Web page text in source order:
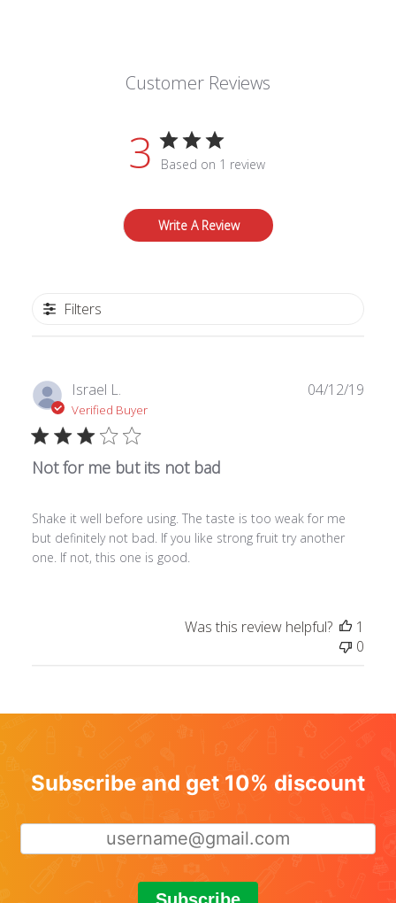
Customer Reviews
3 Based on 1 review
Write A Review
Filters
Israel L.
Verified Buyer
Not for me but its not bad
Shake it well before using. The taste is too weak for me
but definitely not bad. If you like strong fruit try another
one. If not, this one is good.
04/12/19
Was this review helpful?
1
0
Subscribe and get 10% discount